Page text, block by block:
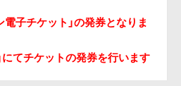
子チケット」の発券となりま
にてチケットの発券を行います